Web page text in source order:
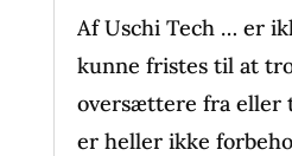
Af Uschi Tech … er
kunne fristes til at
oversættere fra eller
er heller ikke